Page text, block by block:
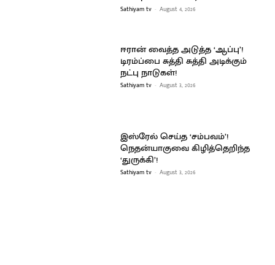
Sathiyam tv - August 4, 2026
ஈரான் வைத்த அடுத்த ‘ஆப்பு’!
டிரம்ப்பை சுத்தி சுத்தி அடிக்கும்
நட்பு நாடுகள்!
Sathiyam tv - August 3, 2026
இஸ்ரேல் செய்த ‘சம்பவம்’!
நெதன்யாகுவை கிழித்தெறிந்த
‘துருக்கி’!
Sathiyam tv - August 3, 2026